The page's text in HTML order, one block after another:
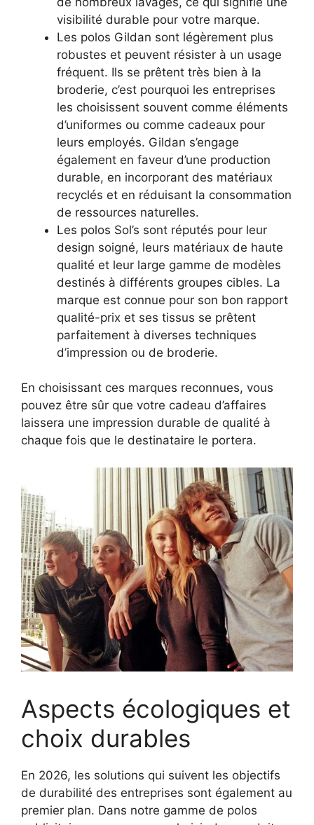
visibilité durable pour votre marque.
Les polos Gildan sont légèrement plus
robustes et peuvent résister à un usage
fréquent. Ils se prêtent très bien à la
broderie, c’est pourquoi les entreprises
les choisissent souvent comme éléments
d’uniformes ou comme cadeaux pour
leurs employés. Gildan s’engage
également en faveur d’une production
durable, en incorporant des matériaux
recyclés et en réduisant la consommation
de ressources naturelles.
Les polos Sol’s sont réputés pour leur
design soigné, leurs matériaux de haute
qualité et leur large gamme de modèles
destinés à différents groupes cibles. La
marque est connue pour son bon rapport
qualité-prix et ses tissus se prêtent
parfaitement à diverses techniques
d’impression ou de broderie.
En choisissant ces marques reconnues, vous
pouvez être sûr que votre cadeau d’affaires
laissera une impression durable de qualité à
chaque fois que le destinataire le portera.
Aspects écologiques et
choix durables
En 2026, les solutions qui suivent les objectifs
de durabilité des entreprises sont également au
premier plan. Dans notre gamme de polos